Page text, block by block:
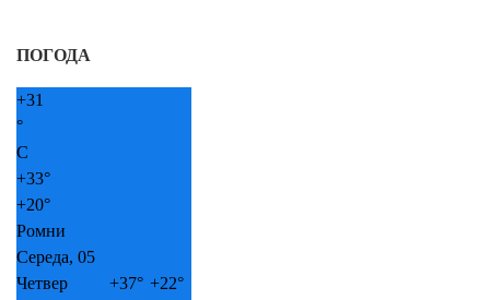
ПОГОДА
+31
°
C
+33°
+20°
Ромни
Середа, 05
Четвер
+37° +22°